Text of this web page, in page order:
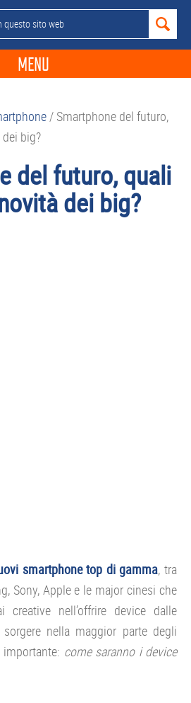
MENU
GUIDE ACQUISTO
SMARTPHONE
TABLET
/ Smartphone del futuro,
big?
del futuro, quali
dei big?
smartphone top di gamma, tra
Sony, Apple e le major cinesi che
creative nell’offrire device dalle
nella maggior parte degli
come saranno i device